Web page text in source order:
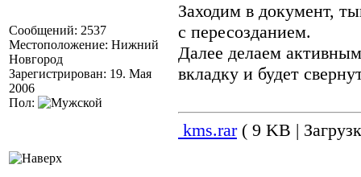
Сообщений: 2537
Местоположение: Нижний
Новгород
Зарегистрирован: 19. Мая
2006
Пол:
Заходим в документ,
с пересозданием.
Далее делаем
вкладку и будет
kms.rar( 9 KB |